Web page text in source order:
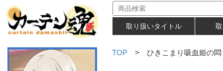
取り扱いタイトル
TOP > ひきこまり吸血姫の悶